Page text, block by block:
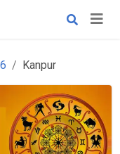
Kanpur